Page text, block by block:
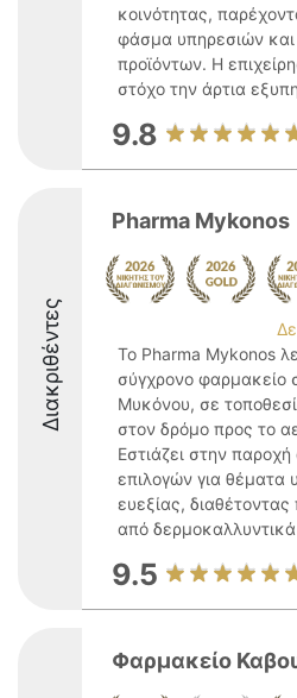
κοινότητας,
φάσμα υπηρεσιών και
προϊόντων. Η
στόχο την άρτια
9.8
Διακριθέντες
Pharma Mykonos
Το Pharma Mykonos
σύγχρονο φαρμακείο
Μυκόνου, σε
στον δρόμο προς το
Εστιάζει στην παροχή
επιλογών για θέματα
ευεξίας,
από
9.5
Φαρμακείο